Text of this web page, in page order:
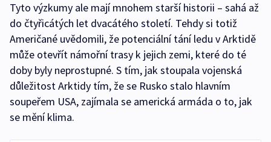
Tyto výzkumy ale mají mnohem starší historii – sahá až
do čtyřicátých let dvacátého století. Tehdy si totiž
Američané uvědomili, že potenciální tání ledu v Arktidě
může otevřít námořní trasy k jejich zemi, které do té
doby byly neprostupné. S tím, jak stoupala vojenská
důležitost Arktidy tím, že se Rusko stalo hlavním
soupeřem USA, zajímala se americká armáda o to, jak
se mění klima.